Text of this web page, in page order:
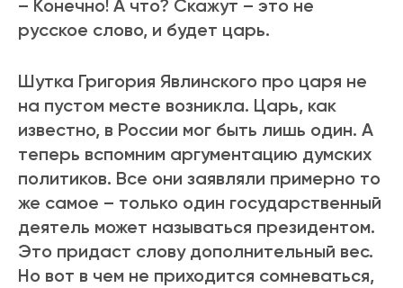
– Конечно! А что? Скажут – это не
русское слово, и будет царь.
Шутка Григория Явлинского про царя не
на пустом месте возникла. Царь, как
известно, в России мог быть лишь один. А
теперь вспомним аргументацию думских
политиков. Все они заявляли примерно то
же самое – только один государственный
деятель может называться президентом.
Это придаст слову дополнительный вес.
Но вот в чем не приходится сомневаться,